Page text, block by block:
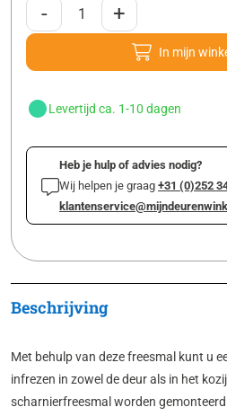
- +
In mijn
Levertijd ca. 1-10 dagen
Heb je hulp of advies nodig?
Wij helpen je graag +31 (0)252
Beschrijving
Met behulp van deze freesmal kunt u
infrezen in zowel de deur als in het
scharnierfreesmal worden